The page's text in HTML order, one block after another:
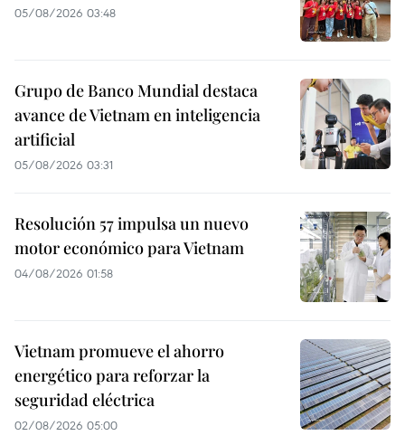
05/08/2026 03:48
Grupo de Banco Mundial destaca
avance de Vietnam en inteligencia
artificial
05/08/2026 03:31
Resolución 57 impulsa un nuevo
motor económico para Vietnam
04/08/2026 01:58
Vietnam promueve el ahorro
energético para reforzar la
seguridad eléctrica
02/08/2026 05:00